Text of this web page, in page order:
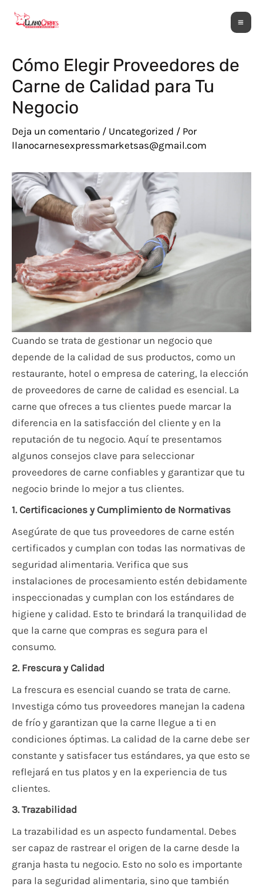
Cómo Elegir Proveedores de
Carne de Calidad para Tu
Negocio
Deja un comentario / Uncategorized / Por
llanocarnesexpressmarketsas@gmail.com
Cuando se trata de gestionar un negocio que
depende de la calidad de sus productos, como un
restaurante, hotel o empresa de catering, la elección
de proveedores de carne de calidad es esencial. La
carne que ofreces a tus clientes puede marcar la
diferencia en la satisfacción del cliente y en la
reputación de tu negocio. Aquí te presentamos
algunos consejos clave para seleccionar
proveedores de carne confiables y garantizar que tu
negocio brinde lo mejor a tus clientes.
1. Certificaciones y Cumplimiento de Normativas
Asegúrate de que tus proveedores de carne estén
certificados y cumplan con todas las normativas de
seguridad alimentaria. Verifica que sus
instalaciones de procesamiento estén debidamente
inspeccionadas y cumplan con los estándares de
higiene y calidad. Esto te brindará la tranquilidad de
que la carne que compras es segura para el
consumo.
2. Frescura y Calidad
La frescura es esencial cuando se trata de carne.
Investiga cómo tus proveedores manejan la cadena
de frío y garantizan que la carne llegue a ti en
condiciones óptimas. La calidad de la carne debe ser
constante y satisfacer tus estándares, ya que esto se
reflejará en tus platos y en la experiencia de tus
clientes.
3. Trazabilidad
La trazabilidad es un aspecto fundamental. Debes
ser capaz de rastrear el origen de la carne desde la
granja hasta tu negocio. Esto no solo es importante
para la seguridad alimentaria, sino que también
de